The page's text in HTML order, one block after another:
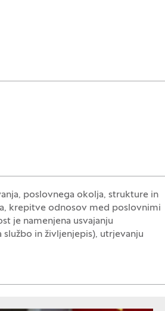
poslovnega okolja, strukture in
krepitve odnosov med poslovnimi
je namenjena usvajanju
in življenjepis), utrjevanju